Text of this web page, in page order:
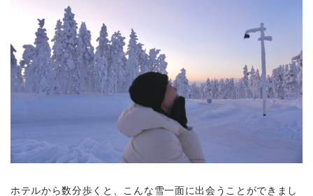
ホテルから数分歩くと、こんな雪一面に出会うことができまし